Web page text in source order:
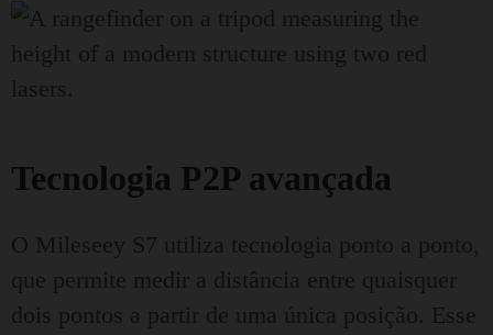
Tecnologia P2P avançada
O Mileseey S7 utiliza tecnologia ponto a ponto,
que permite medir a distância entre quaisquer
dois pontos a partir de uma única posição. Esse